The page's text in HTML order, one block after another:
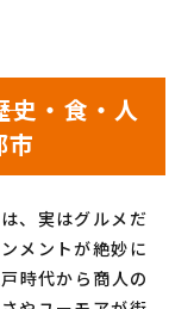
史・食・人
市
、実はグルメだ
メントが絶妙に
時代から商人の